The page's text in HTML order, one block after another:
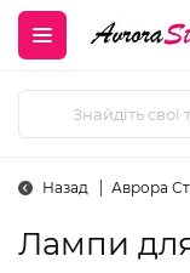
Назад Аврора
Лампи